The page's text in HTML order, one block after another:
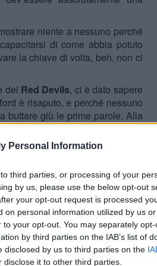
Personal Information
third parties, or processing of your
by us, please use the below opt-out
your opt-out request is processed
on personal information utilized by us
your opt-out. You may separately
by third parties on the IAB’s list of
disclosed by us to third parties on the
disclose it to other third parties.
niente a nessuno perché
di come abbia potuto
la chiave di volta, beh, non ci
dei Red Devils, ci è dato sapere
è risaputo, e perché nessuno
buttare giù le prime parole. Alla
ciò che importa è il succo.
della 38esima nonché ultima
e, con tutta probabilità, porrà la
bene i burattini li lascerà
soprattutto, con continuità. Ma
minimamente a conoscenza dei
due fazioni maggiormente in
il rapporto tra investimenti
Van Gaal perché “Le sue idee